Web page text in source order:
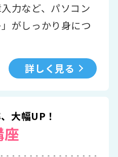
力など、パソコン
がしっかり身につ
詳しく見る
大幅UP！